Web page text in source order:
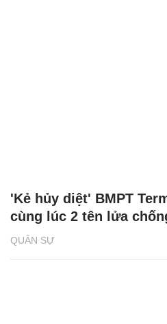
QUÂN SỰ
'Kẻ hủy diệt' BMPT
cùng lúc 2 tên lửa